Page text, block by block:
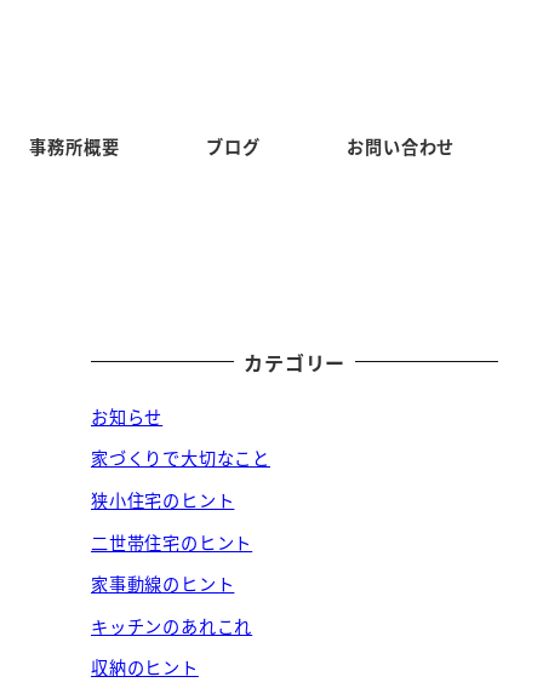
事務所概要 ブログ お問い合わせ
カテゴリー
お知らせ
家づくりで大切なこと
狭小住宅のヒント
二世帯住宅のヒント
家事動線のヒント
キッチンのあれこれ
収納のヒント